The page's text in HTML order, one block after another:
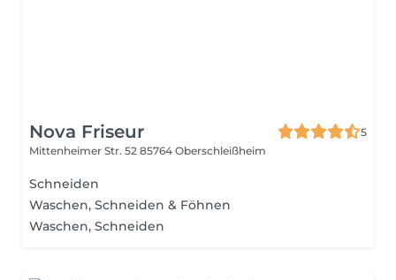
Nova Friseur
5
Mittenheimer Str. 52 85764 Oberschleißheim
Schneiden
Waschen, Schneiden & Föhnen
Waschen, Schneiden